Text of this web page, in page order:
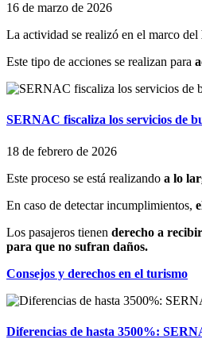
16 de marzo de 2026
La actividad se realizó en el marco del
Este tipo de acciones se realizan para
SERNAC fiscaliza los servicios de
18 de febrero de 2026
Este proceso se está realizando a lo
En caso de detectar incumplimientos,
Los pasajeros tienen derecho a
para que no sufran daños.
Consejos y derechos en el turismo
Diferencias de hasta 3500%: